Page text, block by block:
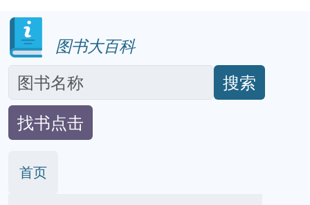
图书大百科
搜索
找书点击
首页